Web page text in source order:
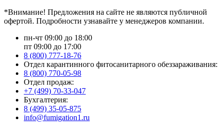
*Внимание! Предложения на сайте не являются публичной
офертой. Подробности узнавайте у менеджеров компании.
пн-чт 09:00 до 18:00
пт 09:00 до 17:00
8 (800) 777-18-76
Отдел карантинного фитосанитарного обеззараживания:
8 (800) 770-05-98
Отдел продаж:
+7 (499) 70-33-047
Бухгалтерия:
8 (499) 35-05-875
info@fumigation1.ru